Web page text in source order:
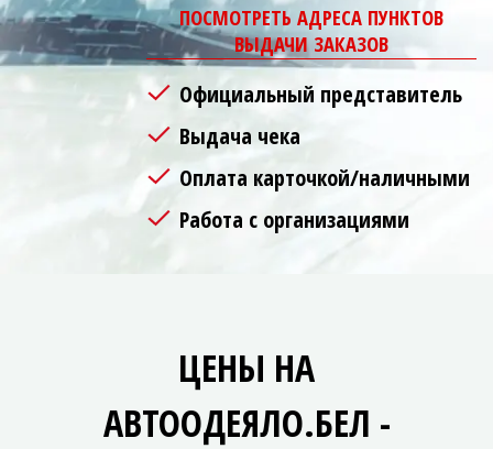
ПОСМОТРЕТЬ АДРЕСА ПУНКТОВ
ВЫДАЧИ ЗАКАЗОВ
Официальный представитель
Выдача чека
Оплата карточкой/наличными
Работа с организациями
ЦЕНЫ НА
АВТООДЕЯЛО.БЕЛ -